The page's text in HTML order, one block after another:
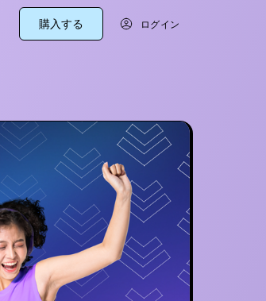
購入する ログイン